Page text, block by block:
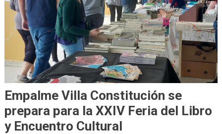
Empalme Villa Constitución se
prepara para la XXIV Feria del Libro
y Encuentro Cultural